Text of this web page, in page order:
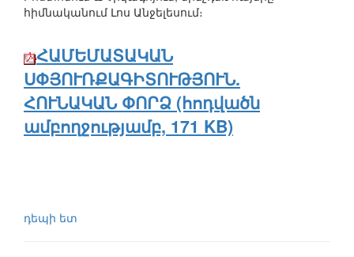
հիմնականում Լոս Անջելեսում։
ՀԱՄԵՄԱՏԱԿԱՆ
ՍՓՅՈՒՌՔԱԳԻՏՈՒԹՅՈՒՆ.
ՀՈՒՆԱԿԱՆ ՓՈՐՁ (հոդվածն
ամբողջությամբ, 171 KB)
դեպի ետ